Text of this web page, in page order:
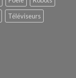
Téléviseurs